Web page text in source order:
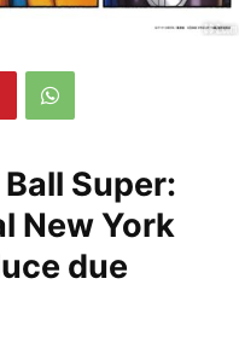
Super:
New York
due